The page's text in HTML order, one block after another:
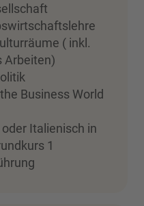
( inkl.
Arbeiten)
Business World
Italienisch in
1